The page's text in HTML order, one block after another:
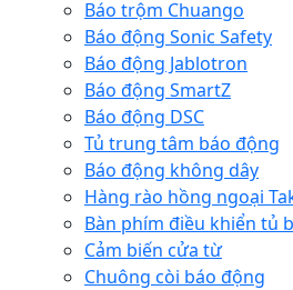
Báo trộm Chuango
Báo động Sonic Safety
Báo động Jablotron
Báo động SmartZ
Báo động DSC
Tủ trung tâm báo động
Báo động không dây
Hàng rào hồng ngoại
Bàn phím điều khiển tủ
Cảm biến cửa từ
Chuông còi báo động